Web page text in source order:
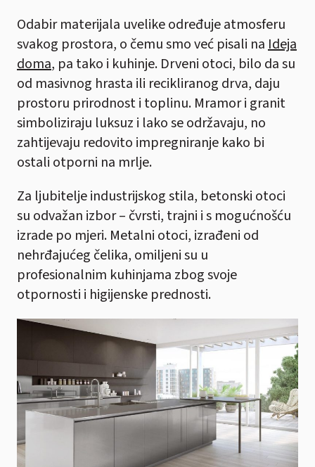
Odabir materijala uvelike određuje atmosferu
svakog prostora, o čemu smo već pisali naIdeja
doma, pa tako i kuhinje. Drveni otoci, bilo da su
od masivnog hrasta ili recikliranog drva, daju
prostoru prirodnost i toplinu. Mramor i granit
simboliziraju luksuz i lako se održavaju, no
zahtijevaju redovito impregniranje kako bi
ostali otporni na mrlje.
Za ljubitelje industrijskog stila, betonski otoci
su odvažan izbor – čvrsti, trajni i s mogućnošću
izrade po mjeri. Metalni otoci, izrađeni od
nehrđajućeg čelika, omiljeni su u
profesionalnim kuhinjama zbog svoje
otpornosti i higijenske prednosti.